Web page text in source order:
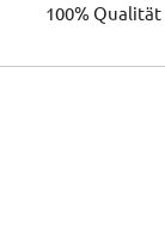
100% Qualität